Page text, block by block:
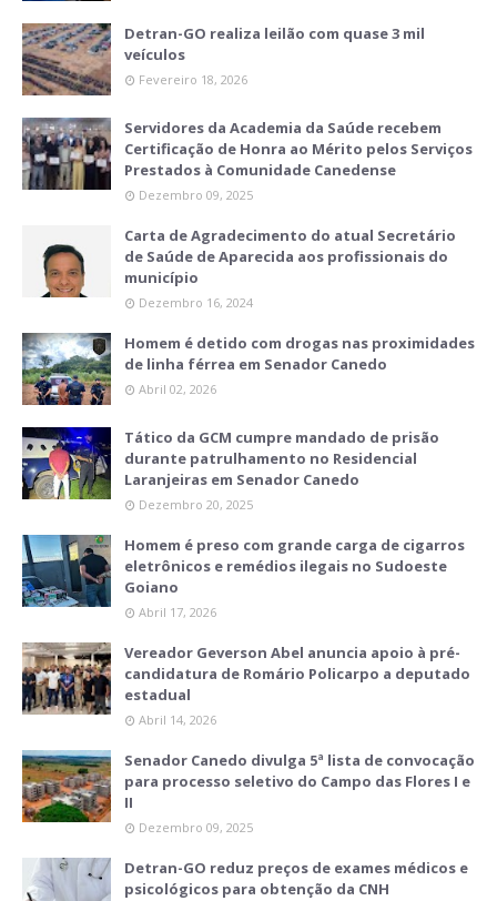
Detran-GO realiza leilão com quase 3 mil
veículos
Fevereiro 18, 2026
Servidores da Academia da Saúde recebem
Certificação de Honra ao Mérito pelos Serviços
Prestados à Comunidade Canedense
Dezembro 09, 2025
Carta de Agradecimento do atual Secretário
de Saúde de Aparecida aos profissionais do
município
Dezembro 16, 2024
Homem é detido com drogas nas proximidades
de linha férrea em Senador Canedo
Abril 02, 2026
Tático da GCM cumpre mandado de prisão
durante patrulhamento no Residencial
Laranjeiras em Senador Canedo
Dezembro 20, 2025
Homem é preso com grande carga de cigarros
eletrônicos e remédios ilegais no Sudoeste
Goiano
Abril 17, 2026
Vereador Geverson Abel anuncia apoio à pré-
candidatura de Romário Policarpo a deputado
estadual
Abril 14, 2026
Senador Canedo divulga 5ª lista de convocação
para processo seletivo do Campo das Flores I e
II
Dezembro 09, 2025
Detran-GO reduz preços de exames médicos e
psicológicos para obtenção da CNH